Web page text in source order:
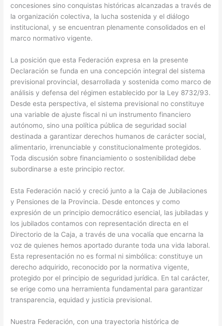
concesiones sino conquistas históricas alcanzadas a través de
la organización colectiva, la lucha sostenida y el diálogo
institucional, y se encuentran plenamente consolidados en el
marco normativo vigente.
La posición que esta Federación expresa en la presente
Declaración se funda en una concepción integral del sistema
previsional provincial, desarrollada y sostenida como marco de
análisis y defensa del régimen establecido por la Ley 8732/93.
Desde esta perspectiva, el sistema previsional no constituye
una variable de ajuste fiscal ni un instrumento financiero
autónomo, sino una política pública de seguridad social
destinada a garantizar derechos humanos de carácter social,
alimentario, irrenunciable y constitucionalmente protegidos.
Toda discusión sobre financiamiento o sostenibilidad debe
subordinarse a este principio rector.
Esta Federación nació y creció junto a la Caja de Jubilaciones
y Pensiones de la Provincia. Desde entonces y como
expresión de un principio democrático esencial, las jubiladas y
los jubilados contamos con representación directa en el
Directorio de la Caja, a través de una vocalía que encarna la
voz de quienes hemos aportado durante toda una vida laboral.
Esta representación no es formal ni simbólica: constituye un
derecho adquirido, reconocido por la normativa vigente,
protegido por el principio de seguridad jurídica. En tal carácter,
se erige como una herramienta fundamental para garantizar
transparencia, equidad y justicia previsional.
Nuestra Federación, con una trayectoria histórica de